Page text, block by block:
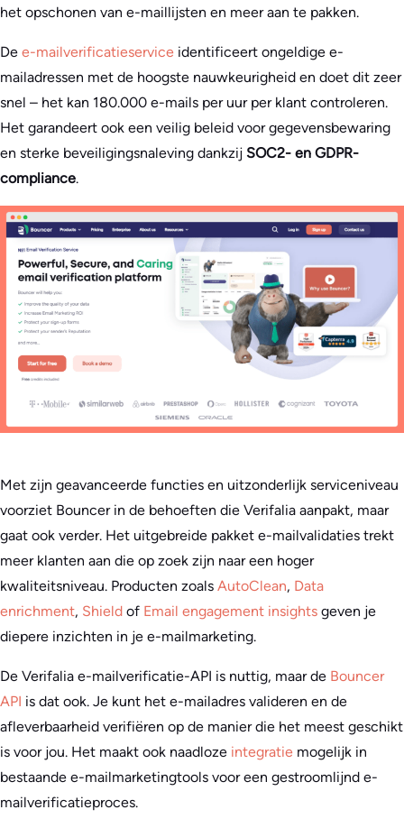
het opschonen van e-maillijsten en meer aan te pakken.
De e-mailverificatieservice identificeert ongeldige e-
mailadressen met de hoogste nauwkeurigheid en doet dit zeer
snel – het kan 180.000 e-mails per uur per klant controleren.
Het garandeert ook een veilig beleid voor gegevensbewaring
en sterke beveiligingsnaleving dankzij SOC2- en GDPR-
compliance.
Met zijn geavanceerde functies en uitzonderlijk serviceniveau
voorziet Bouncer in de behoeften die Verifalia aanpakt, maar
gaat ook verder. Het uitgebreide pakket e-mailvalidaties trekt
meer klanten aan die op zoek zijn naar een hoger
kwaliteitsniveau. Producten zoals AutoClean, Data
enrichment, Shield of Email engagement insights geven je
diepere inzichten in je e-mailmarketing.
De Verifalia e-mailverificatie-API is nuttig, maar de Bouncer
API is dat ook. Je kunt het e-mailadres valideren en de
afleverbaarheid verifiëren op de manier die het meest geschikt
is voor jou. Het maakt ook naadloze integratie mogelijk in
bestaande e-mailmarketingtools voor een gestroomlijnd e-
mailverificatieproces.